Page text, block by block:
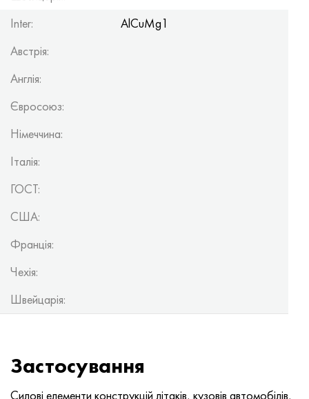
Inter:
AlCuMg1
Австрія:
Англія:
Євросоюз:
Німеччина:
Італія:
ГОСТ:
США:
Франція:
Чехія:
Швейцарія:
Застосування
Силові елементи конструкцій літаків, кузовів автомобілів,